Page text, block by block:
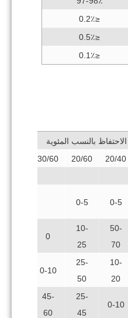
≤0.2٪
≤0.5٪
≤0.1٪
الاحتفاظ بالنسب المئوية
20/40
20/60
30/60
0-5
0-5
50-
70
10-
25
0
10-
20
25-
50
0-10
0-10
25-
45
45-
60